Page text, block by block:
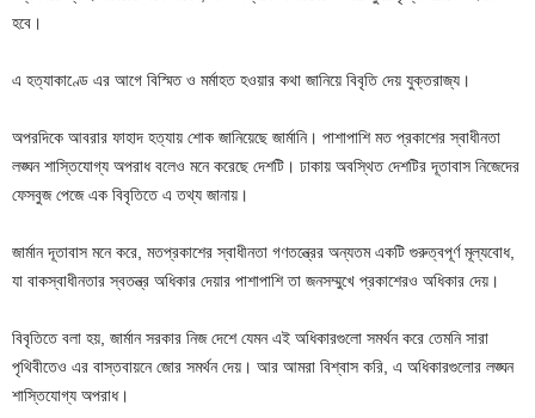
হবে।
এ হত্যাকাণ্ডে এর আগে বিস্মিত ও মর্মাহত হওয়ার কথা জানিয়ে বিবৃতি দেয় যুক্তরাজ্য।
অপরদিকে আবরার ফাহাদ হত্যায় শোক জানিয়েছে জার্মানি। পাশাপাশি মত প্রকাশের স্বাধীনতা
লঙ্ঘন শাস্তিযোগ্য অপরাধ বলেও মনে করেছে দেশটি। ঢাকায় অবস্থিত দেশটির দূতাবাস নিজেদের
ফেসবুজ পেজে এক বিবৃতিতে এ তথ্য জানায়।
জার্মান দূতাবাস মনে করে, মতপ্রকাশের স্বাধীনতা গণতন্ত্রের অন্যতম একটি গুরুত্বপূর্ণ মূল্যবোধ,
যা বাকস্বাধীনতার স্বতন্ত্র অধিকার দেয়ার পাশাপাশি তা জনসম্মুখে প্রকাশেরও অধিকার দেয়।
বিবৃতিতে বলা হয়, জার্মান সরকার নিজ দেশে যেমন এই অধিকারগুলো সমর্থন করে তেমনি সারা
পৃথিবীতেও এর বাস্তবায়নে জোর সমর্থন দেয়। আর আমরা বিশ্বাস করি, এ অধিকারগুলোর লঙ্ঘন
শাস্তিযোগ্য অপরাধ।